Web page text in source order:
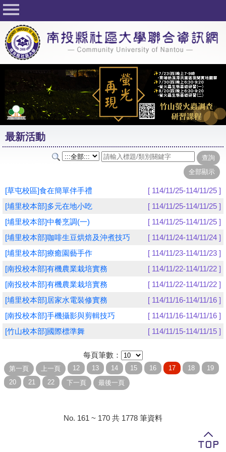
回首頁
關於社大
公佈欄
行事曆
最新活動
活動花絮
課程一覽表
志工與社團
友站連結
網路選課
學員專區
教師專區
評委專區
最新活動
[草屯校區]食在簡單伴手禮
[ 114/11/25-114/11/25 ]
[埔里校本部]多元在地小吃
[ 114/11/25-114/11/25 ]
[埔里校本部]中餐烹調(一)
[ 114/11/25-114/11/25 ]
[埔里校本部]咖啡生豆烘焙及沖煮技巧
[ 114/11/24-114/11/24 ]
[埔里校本部]療癒園藝手作
[ 114/11/23-114/11/23 ]
[南投校本部]有機農業栽培實務
[ 114/11/22-114/11/22 ]
[南投校本部]有機農業栽培實務
[ 114/11/22-114/11/22 ]
[埔里校本部]居家水電裝修實務
[ 114/11/16-114/11/16 ]
[南投校本部]手機攝影與剪輯技巧
[ 114/11/16-114/11/16 ]
[竹山校本部]國際標準舞
[ 114/11/15-114/11/15 ]
每頁筆數：
No. 161 ~ 170 共 1778 筆資料